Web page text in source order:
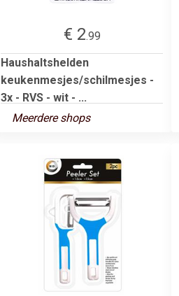
€ 2.99
Haushaltshelden
keukenmesjes/schilmesjes -
3x - RVS - wit - ...
Meerdere shops